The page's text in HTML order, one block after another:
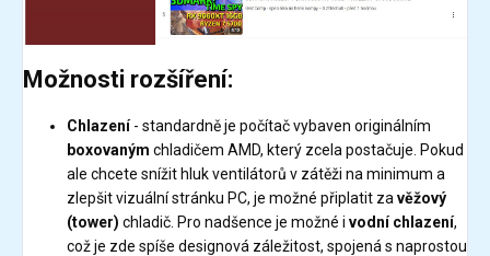
Možnosti rozšíření:
Chlazení- standardně je počítač vybaven originálním
boxovaným chladičem AMD, který zcela postačuje. Pokud
ale chcete snížit hluk ventilátorů v zátěži na minimum a
zlepšit vizuální stránku PC, je možné připlatit za věžový
(tower) chladič. Pro nadšence je možné i vodní chlazení,
což je zde spíše designová záležitost, spojená s naprostou